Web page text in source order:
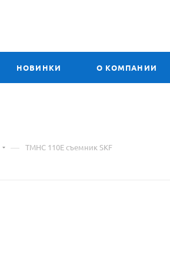
НОВИНКИ О КОМПАНИИ
— TMHC 110E съемник SKF